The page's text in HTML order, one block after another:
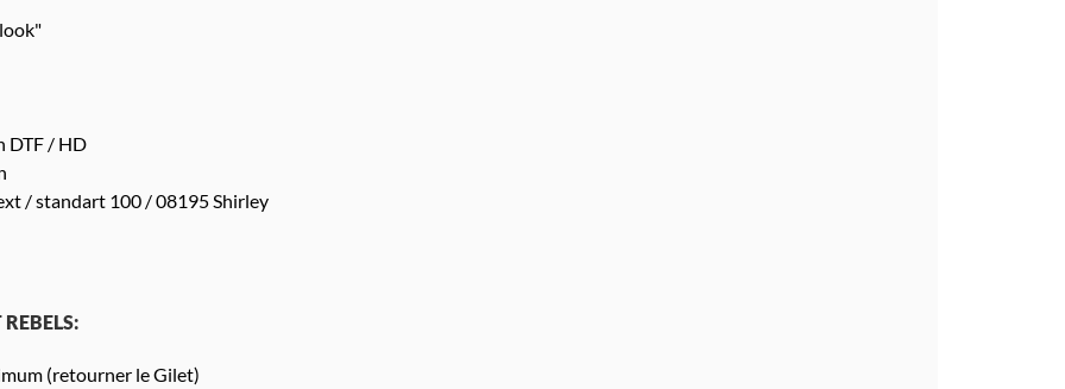
DTF / HD
/ standart 100 / 08195 Shirley
(retourner le Gilet)